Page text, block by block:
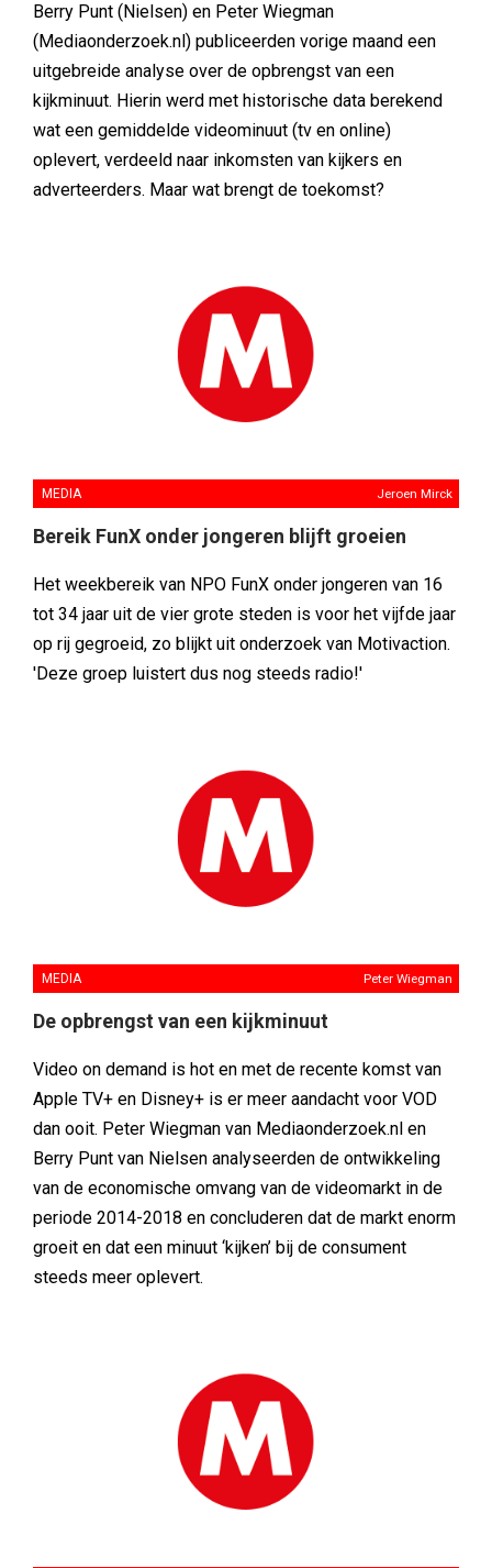
Berry Punt (Nielsen) en Peter Wiegman
(Mediaonderzoek.nl) publiceerden vorige maand een
uitgebreide analyse over de opbrengst van een
kijkminuut. Hierin werd met historische data berekend
wat een gemiddelde videominuut (tv en online)
oplevert, verdeeld naar inkomsten van kijkers en
adverteerders. Maar wat brengt de toekomst?
MEDIA Jeroen Mirck
Bereik FunX onder jongeren blijft groeien
Het weekbereik van NPO FunX onder jongeren van 16
tot 34 jaar uit de vier grote steden is voor het vijfde jaar
op rij gegroeid, zo blijkt uit onderzoek van Motivaction.
'Deze groep luistert dus nog steeds radio!'
MEDIA Peter Wiegman
De opbrengst van een kijkminuut
Video on demand is hot en met de recente komst van
Apple TV+ en Disney+ is er meer aandacht voor VOD
dan ooit. Peter Wiegman van Mediaonderzoek.nl en
Berry Punt van Nielsen analyseerden de ontwikkeling
van de economische omvang van de videomarkt in de
periode 2014-2018 en concluderen dat de markt enorm
groeit en dat een minuut ‘kijken’ bij de consument
steeds meer oplevert.